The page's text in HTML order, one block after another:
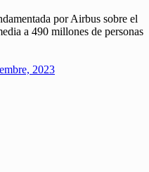
por Airbus sobre el
a 490 millones de personas
2023